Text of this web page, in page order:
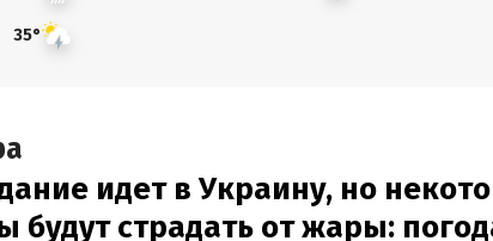
35°
идет в Украину, но
будут страдать от жары: